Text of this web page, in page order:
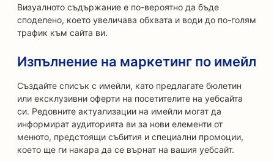
Визуалното съдържание е по-вероятно да бъде
споделено, което увеличава обхвата и води до по-голям
трафик към сайта ви.
Изпълнение на маркетинг по имейл
Създайте списък с имейли, като предлагате бюлетин
или ексклузивни оферти на посетителите на уебсайта
си. Редовните актуализации на имейли могат да
информират аудиторията ви за нови елементи от
менюто, предстоящи събития и специални промоции,
което ще ги накара да се върнат на вашия уебсайт.